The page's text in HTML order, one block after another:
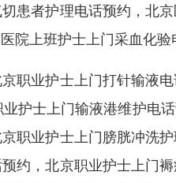
患者护理电话预约，北
院上班护士上门采血化验
职业护士上门打针输液
护士上门输液港维护电
职业护士上门膀胱冲洗
约，北京职业护士上门